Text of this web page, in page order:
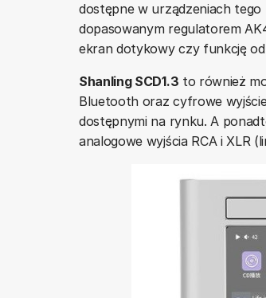
dostępne w urządzeniach tego
dopasowanym regulatorem
ekran dotykowy czy funkcję
Shanling SCD1.3 to również
Bluetooth oraz cyfrowe
dostępnymi na rynku. A
analogowe wyjścia RCA i XLR